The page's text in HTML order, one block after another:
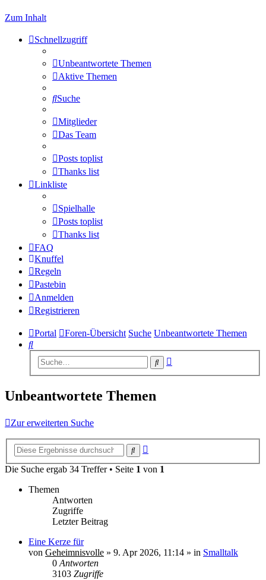
Zum Inhalt
Schnellzugriff
Unbeantwortete Themen
Aktive Themen
Suche
Mitglieder
Das Team
Posts toplist
Thanks list
Linkliste
Spielhalle
Posts toplist
Thanks list
FAQ
Knuffel
Regeln
Pastebin
Anmelden
Registrieren
Portal Foren-Übersicht Suche Unbeantwortete Themen
Suche
Suche
Unbeantwortete Themen
Zur erweiterten Suche
Suche
Die Suche ergab 34 Treffer • Seite 1 von 1
Themen
Antworten
Zugriffe
Letzter Beitrag
Eine Kerze für
von Geheimnisvolle » 9. Apr 2026, 11:14 » in Smalltalk
0Antworten
3103 Zugriffe